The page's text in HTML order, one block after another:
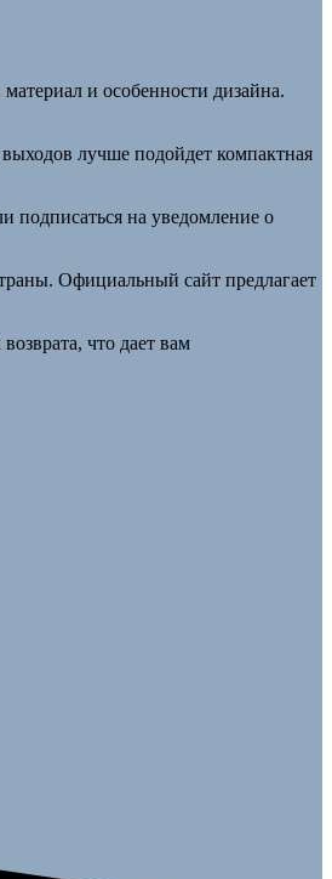
и особенности дизайна.
лучше подойдет компактная
подписаться на уведомление о
Официальный сайт предлагает
что дает вам